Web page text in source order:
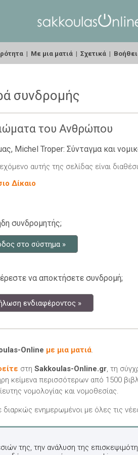
| Με μια ματιά | Σχετικά |
συνδρομής
του Ανθρώπου
Michel Troper: Σύνταγμα και
αυτής της σελίδας είναι
Δίκαιο
συνδρομητής;
στο σύστημα »
να αποκτήσετε συνδρομή;
ενδιαφέροντος »
Online με μια ματιά.
στη Sakkoulas-Online.gr, τη
κείμενα περισσότερων από 1500
νομολογίας και νομοθεσίας.
διαρκώς ενημερωμένοι με όλες τις
της, την ανάλυση της